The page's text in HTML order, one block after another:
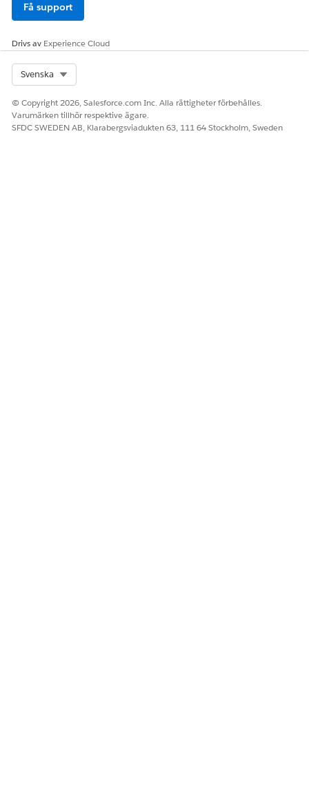
Få support
Drivs av Experience Cloud
Svenska
© Copyright 2026, Salesforce.com Inc. Alla rättigheter förbehålles.
Varumärken tillhör respektive ägare.
SFDC SWEDEN AB, Klarabergsviadukten 63, 111 64 Stockholm, Sweden